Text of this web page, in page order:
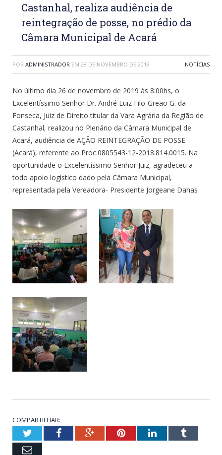
Castanhal, realiza audiência de
reintegração de posse, no prédio da
Câmara Municipal de Acará
POR ADMINISTRADOR EM 28 DE NOVEMBRO DE 2019 NOTÍCIAS
No último dia 26 de novembro de 2019 às 8:00hs, o
Excelentíssimo Senhor Dr. André Luiz Filo-Greão G. da
Fonseca, Juiz de Direito titular da Vara Agrária da Região de
Castanhal, realizou no Plenário da Câmara Municipal de
Acará, audiência de AÇÃO REINTEGRAÇÃO DE POSSE
(Acará), referente ao Proc.0805543-12-2018.814.0015. Na
oportunidade o Excelentíssimo Senhor Juiz, agradeceu a
todo apoio logístico dado pela Câmara Municipal,
representada pela Vereadora- Presidente Jorgeane Dahas
COMPARTILHAR:
TwitterFacebookGoogle+PinterestLinkedInTumblr
Email